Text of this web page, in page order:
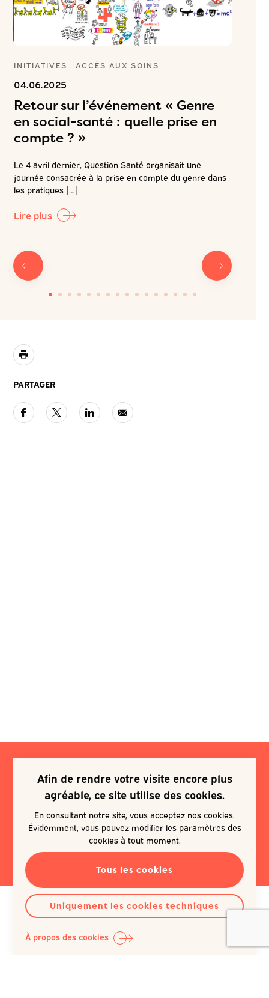
INITIATIVES ACCÈS AUX SOINS
04.06.2025
Retour sur l’événement « Genre
en social-santé : quelle prise en
compte ? »
Le 4 avril dernier, Question Santé organisait une
journée consacrée à la prise en compte du genre dans
les pratiques […]
Lire plus
PARTAGER
Je souhaite m'inscrire à une
newsletter
EN SAVOIR PLUS
Afin de rendre votre visite encore plus
agréable, ce site utilise des cookies.
En consultant notre site, vous acceptez nos cookies.
Évidemment, vous pouvez modifier les paramètres des
cookies à tout moment.
Tous les cookies
Uniquement les cookies techniques
À propos des cookies